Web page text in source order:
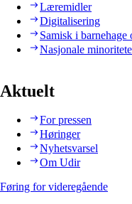
Læremidler
Digitalisering
Samisk i barnehage
Nasjonale
Aktuelt
For pressen
Høringer
Nyhetsvarsel
Om Udir
Føring for videregående